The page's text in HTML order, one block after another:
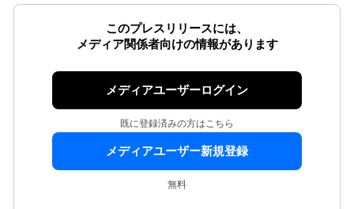
このプレスリリースには、
メディア関係者向けの情報があります
メディアユーザーログイン
既に登録済みの方はこちら
メディアユーザー新規登録
無料